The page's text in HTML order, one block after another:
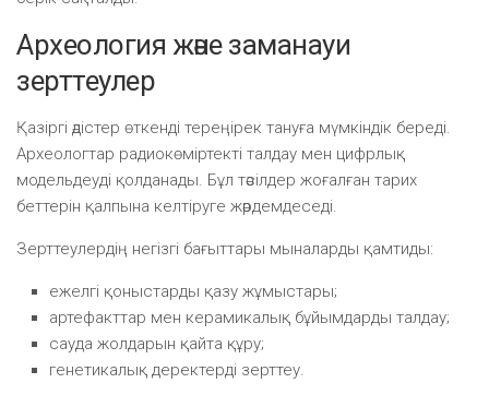
Археология және заманауи
зерттеулер
Қазіргі әдістер өткенді тереңірек тануға мүмкіндік береді.
Археологтар радиокөміртекті талдау мен цифрлық
модельдеуді қолданады. Бұл тәсілдер жоғалған тарих
беттерін қалпына келтіруге жәрдемдеседі.
Зерттеулердің негізгі бағыттары мыналарды қамтиды:
ежелгі қоныстарды қазу жұмыстары;
артефакттар мен керамикалық бұйымдарды талдау;
сауда жолдарын қайта құру;
генетикалық деректерді зерттеу.